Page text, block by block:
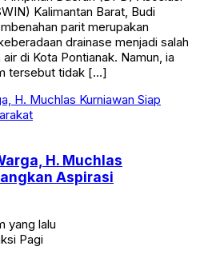
Kalimantan Barat, Budi
parit merupakan
drainase menjadi salah
di Kota Pontianak. Namun, ia
tersebut tidak […]
H. Muchlas
Aspirasi
yang lalu
Pagi